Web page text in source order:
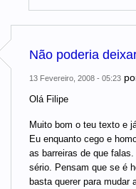
Não poderia
13 Fevereiro, 2008 - 05:23
Olá Filipe
Muito bom o teu texto e
Eu enquanto cego e
as barreiras de que
sério. Pensam que se é
basta querer para mudar